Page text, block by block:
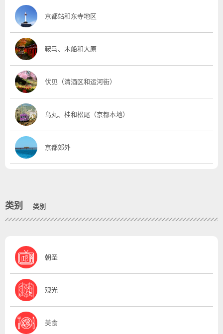
京都站和东寺地区
鞍马、木船和大原
伏见（清酒区和运河街）
乌丸、桂和松尾（京都本地）
京都郊外
类别 类别
朝圣
观光
美食